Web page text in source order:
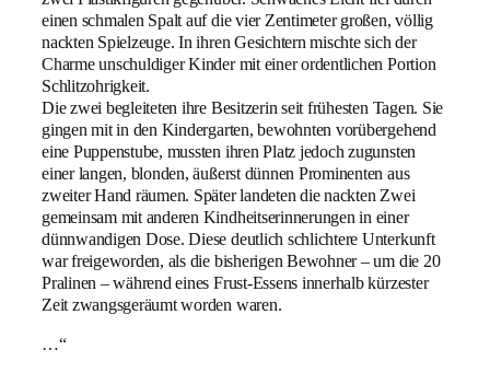
einen schmalen Spalt auf die vier Zentimeter großen, völlig
nackten Spielzeuge. In ihren Gesichtern mischte sich der
Charme unschuldiger Kinder mit einer ordentlichen Portion
Schlitzohrigkeit.
Die zwei begleiteten ihre Besitzerin seit frühesten Tagen. Sie
gingen mit in den Kindergarten, bewohnten vorübergehend
eine Puppenstube, mussten ihren Platz jedoch zugunsten
einer langen, blonden, äußerst dünnen Prominenten aus
zweiter Hand räumen. Später landeten die nackten Zwei
gemeinsam mit anderen Kindheitserinnerungen in einer
dünnwandigen Dose. Diese deutlich schlichtere Unterkunft
war freigeworden, als die bisherigen Bewohner – um die 20
Pralinen – während eines Frust-Essens innerhalb kürzester
Zeit zwangsgeräumt worden waren.
…“